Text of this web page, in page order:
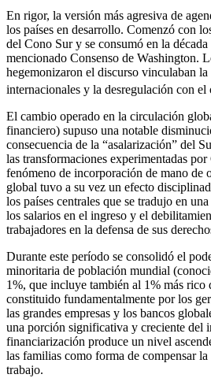
En rigor, la versión más agresiva de
los países en desarrollo. Comenzó con
del Cono Sur y se consumó en la
mencionado Consenso de Washington.
hegemonizaron el discurso vinculaban
internacionales y la desregulación con
El cambio operado en la circulación
financiero) supuso una notable
consecuencia de la “asalarización” del
las transformaciones experimentadas
fenómeno de incorporación de mano de
global tuvo a su vez un efecto
los países centrales que se tradujo en
los salarios en el ingreso y el
trabajadores en la defensa de sus
Durante este período se consolidó el
minoritaria de población mundial
1%, que incluye también al 1% más rico
constituido fundamentalmente por los
las grandes empresas y los bancos
una porción significativa y creciente del
financiarización produce un nivel
las familias como forma de compensar
trabajo.